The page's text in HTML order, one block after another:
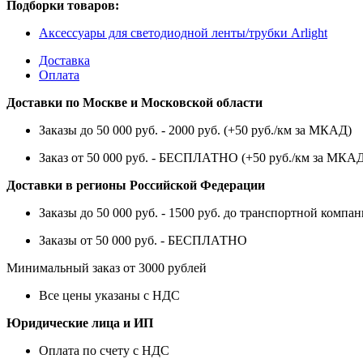
Подборки товаров:
Аксессуары для светодиодной ленты/трубки Arlight
Доставка
Оплата
Доставки по Москве и Московской области
Заказы до 50 000 руб. - 2000 руб. (+50 руб./км за МКАД)
Заказ от 50 000 руб. - БЕСПЛАТНО (+50 руб./км за
Доставки в регионы Российской Федерации
Заказы до 50 000 руб. - 1500 руб. до транспортной
Заказы от 50 000 руб. - БЕСПЛАТНО
Минимальный заказ от 3000 рублей
Все цены указаны с НДС
Юридические лица и ИП
Оплата по счету с НДС